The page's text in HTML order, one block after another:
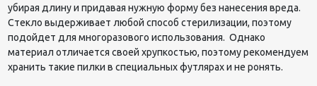
убирая длину и придавая нужную форму без нанесения вреда.
Стекло выдерживает любой способ стерилизации, поэтому
подойдет для многоразового использования. Однако
материал отличается своей хрупкостью, поэтому рекомендуем
хранить такие пилки в специальных футлярах и не ронять.